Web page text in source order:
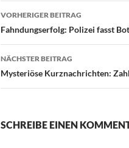
Beitragsnavigation
VORHERIGER BEITRAG
Fahndungserfolg: Polizei fasst
NÄCHSTER BEITRAG
Mysteriöse Kurznachrichten:
SCHREIBE EINEN